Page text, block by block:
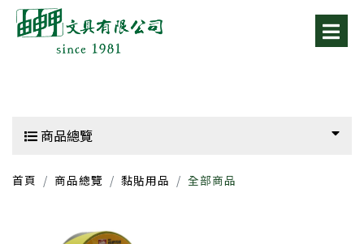
商品總覽
首頁 商品總覽 黏貼用品 全部商品